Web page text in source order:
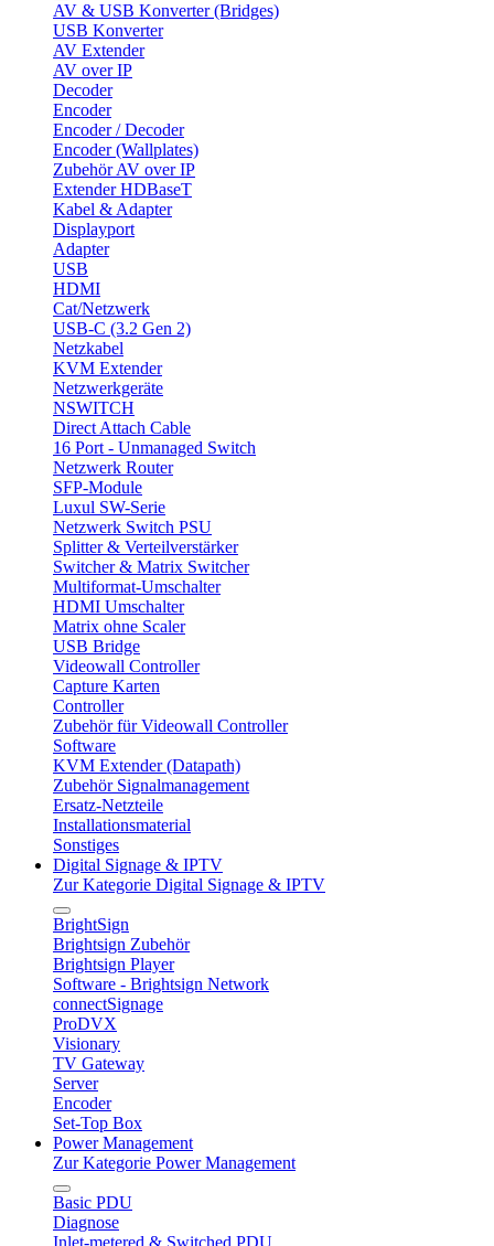
AV & USB Konverter (Bridges)
USB Konverter
AV Extender
AV over IP
Decoder
Encoder
Encoder / Decoder
Encoder (Wallplates)
Zubehör AV over IP
Extender HDBaseT
Kabel & Adapter
Displayport
Adapter
USB
HDMI
Cat/Netzwerk
USB-C (3.2 Gen 2)
Netzkabel
KVM Extender
Netzwerkgeräte
NSWITCH
Direct Attach Cable
16 Port - Unmanaged Switch
Netzwerk Router
SFP-Module
Luxul SW-Serie
Netzwerk Switch PSU
Splitter & Verteilverstärker
Switcher & Matrix Switcher
Multiformat-Umschalter
HDMI Umschalter
Matrix ohne Scaler
USB Bridge
Videowall Controller
Capture Karten
Controller
Zubehör für Videowall Controller
Software
KVM Extender (Datapath)
Zubehör Signalmanagement
Ersatz-Netzteile
Installationsmaterial
Sonstiges
Digital Signage & IPTV
Zur Kategorie Digital Signage & IPTV
BrightSign
Brightsign Zubehör
Brightsign Player
Software - Brightsign Network
connectSignage
ProDVX
Visionary
TV Gateway
Server
Encoder
Set-Top Box
Power Management
Zur Kategorie Power Management
Basic PDU
Diagnose
Inlet-metered & Switched PDU